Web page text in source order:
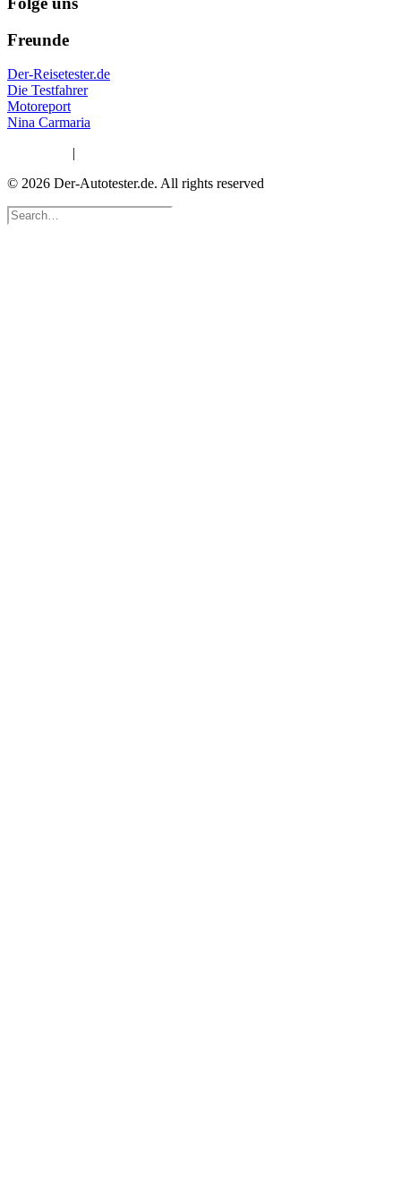
Freunde
Der-Reisetester.de
Die Testfahrer
Motoreport
Nina Carmaria
|
© 2026 Der-Autotester.de. All rights reserved